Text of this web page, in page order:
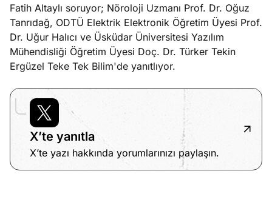
Fatih Altaylı soruyor; Nöroloji Uzmanı Prof. Dr. Oğuz
Tanrıdağ, ODTÜ Elektrik Elektronik Öğretim Üyesi Prof.
Dr. Uğur Halıcı ve Üsküdar Üniversitesi Yazılım
Mühendisliği Öğretim Üyesi Doç. Dr. Türker Tekin
Ergüzel Teke Tek Bilim'de yanıtlıyor.
X’te yanıtla
X’te yazı hakkında yorumlarınızı paylaşın.